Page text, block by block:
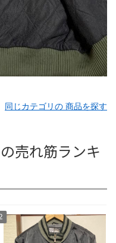
同じカテゴリの 商品を探す
売れ筋ランキ